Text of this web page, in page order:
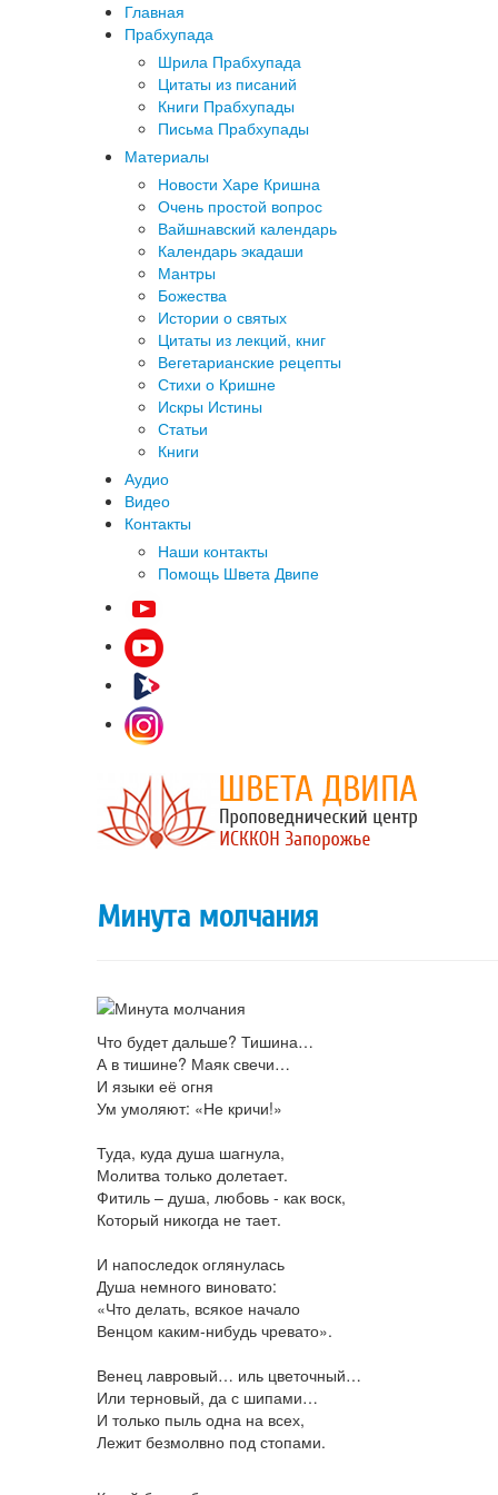
Главная
Прабхупада
Шрила Прабхупада
Цитаты из писаний
Книги Прабхупады
Письма Прабхупады
Материалы
Новости Харе Кришна
Очень простой вопрос
Вайшнавский календарь
Календарь экадаши
Мантры
Божества
Истории о святых
Цитаты из лекций, книг
Вегетарианские рецепты
Стихи о Кришне
Искры Истины
Статьи
Книги
Аудио
Видео
Контакты
Наши контакты
Помощь Швета Двипе
Минута молчания
Что будет дальше? Тишина…
А в тишине? Маяк свечи…
И языки её огня
Ум умоляют: «Не кричи!»
Туда, куда душа шагнула,
Молитва только долетает.
Фитиль – душа, любовь - как воск,
Который никогда не тает.
И напоследок оглянулась
Душа немного виновато:
«Что делать, всякое начало
Венцом каким-нибудь чревато».
Венец лавровый… иль цветочный…
Или терновый, да с шипами…
И только пыль одна на всех,
Лежит безмолвно под стопами.